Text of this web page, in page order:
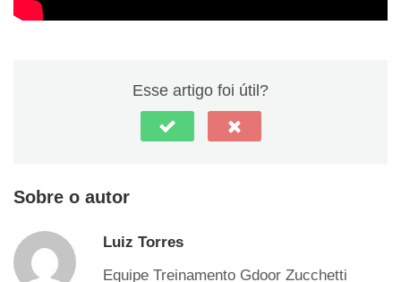
Esse artigo foi útil?
Sobre o autor
Luiz Torres
Equipe Treinamento Gdoor Zucchetti